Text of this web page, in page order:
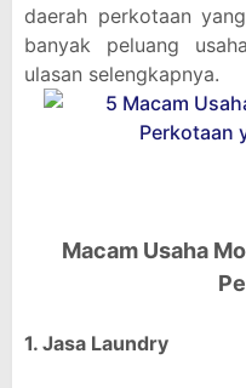
daerah perkotaan
banyak peluang
ulasan selengkapnya.
Macam Usaha
1. Jasa Laundry